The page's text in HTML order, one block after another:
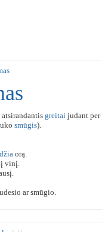
atsirandantis greitai judant per
smūgis).
orą.
į vinį.
ar smūgio.